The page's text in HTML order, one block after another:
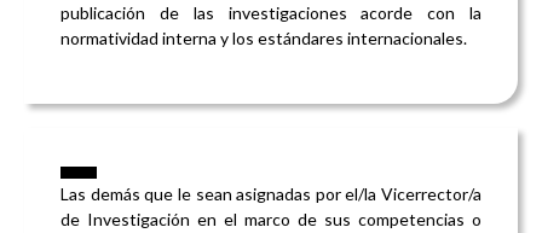
publicación de las investigaciones acorde con la
normatividad interna y los estándares internacionales.
Las demás que le sean asignadas por el/la Vicerrector/a
de Investigación en el marco de sus competencias o